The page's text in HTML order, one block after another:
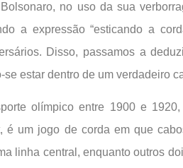
no uso da sua
a expressão “esticando a
Disso, passamos a
estar dentro de um verdadeiro
olímpico entre 1900 e
é um jogo de corda em que
linha central, enquanto outros